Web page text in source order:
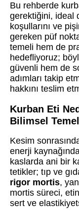
Bu rehberde
gerektiğini, ideal
koşullarını ve
gereken püf
temeli hem de
hedefliyoruz;
güvenli hem de
adımları takip
hakkını teslim
Kurban Eti
Bilimsel
Kesim
enerji
kaslarda ani bir
tetikler; tıp ve
rigor mortis,
mortis süreci,
sert ve